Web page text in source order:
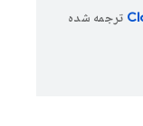
ترجمه شده